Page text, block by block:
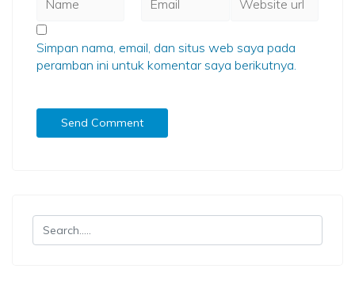
Simpan nama, email, dan situs web saya pada
peramban ini untuk komentar saya berikutnya.